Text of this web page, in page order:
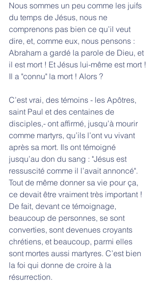
Nous sommes un peu comme les juifs
du temps de Jésus, nous ne
comprenons pas bien ce qu’il veut
dire, et, comme eux, nous pensons :
Abraham a gardé la parole de Dieu, et
il est mort ! Et Jésus lui-même est mort !
Il a "connu" la mort ! Alors ?
C’est vrai, des témoins - les Apôtres,
saint Paul et des centaines de
disciples,- ont affirmé, jusqu’à mourir
comme martyrs, qu’ils l’ont vu vivant
après sa mort. Ils ont témoigné
jusqu’au don du sang : "Jésus est
ressuscité comme il l’avait annoncé".
Tout de même donner sa vie pour ça,
ce devait être vraiment très important !
De fait, devant ce témoignage,
beaucoup de personnes, se sont
converties, sont devenues croyants
chrétiens, et beaucoup, parmi elles
sont mortes aussi martyres. C’est bien
la foi qui donne de croire à la
résurrection.